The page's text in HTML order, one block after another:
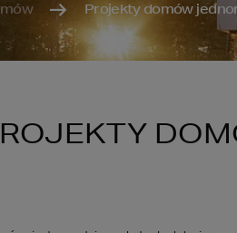
Projekty domów